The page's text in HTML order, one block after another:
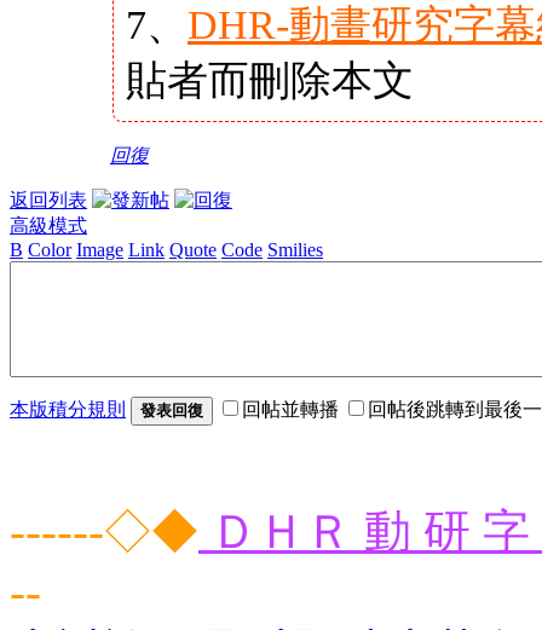
7、 DHR-動畫研究字
貼者而刪除本文
回復
返回列表
高級模式
B Color Image Link Quote Code Smilies
本版積分規則 發表回復 回帖並轉播 回帖後跳轉到最後
------◇◆ ＤＨＲ 動 研
--